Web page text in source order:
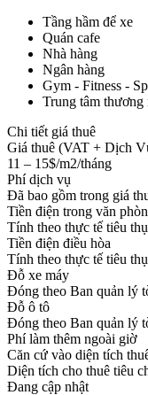
Tầng hầm để xe
Quán cafe
Nhà hàng
Ngân hàng
Gym - Fitness -
Trung tâm thương
Chi tiết giá thuê
Giá thuê (VAT + Dịch
11 – 15$/m2/tháng
Phí dịch vụ
Đã bao gồm trong giá
Tiền điện trong văn
Tính theo thực tế tiêu
Tiền điện điều hòa
Tính theo thực tế tiêu
Đỗ xe máy
Đóng theo Ban quản lý
Đỗ ô tô
Đóng theo Ban quản lý
Phí làm thêm ngoài giờ
Căn cứ vào diện tích
Diện tích cho thuê tiêu
Đang cập nhật